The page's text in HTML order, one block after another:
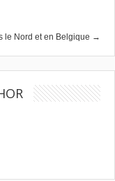
le Nord et en Belgique →